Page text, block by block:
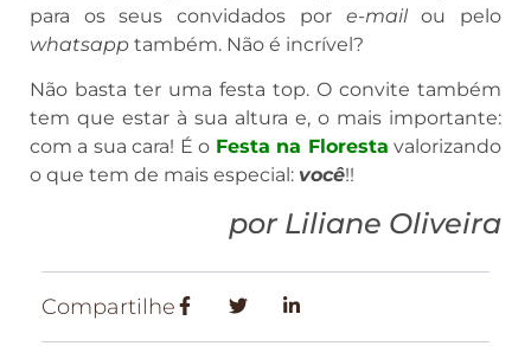
para os seus convidados por e-mailou pelo
whatsapp também. Não é incrível?
Não basta ter uma festa top. O convite também
tem que estar à sua altura e, o mais importante:
com a sua cara! É o Festa na Floresta valorizando
o que tem de mais especial: você!!
por Liliane Oliveira
Compartilhe